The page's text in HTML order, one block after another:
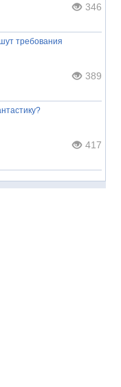
346
требования
389
417